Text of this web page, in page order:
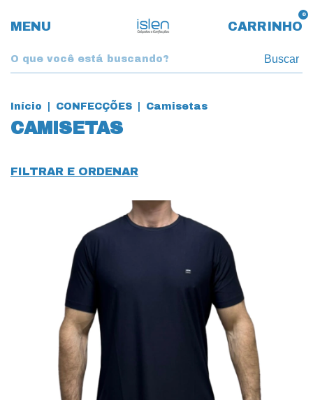
MENU CARRINHO
0
Buscar
Início CONFECÇÕES Camisetas
CAMISETAS
FILTRAR E ORDENAR